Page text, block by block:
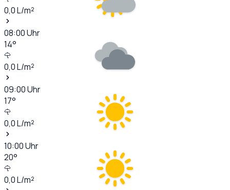
0,0L/m²
08:00Uhr
14°
0,0L/m²
09:00Uhr
17°
0,0L/m²
10:00Uhr
20°
0,0L/m²